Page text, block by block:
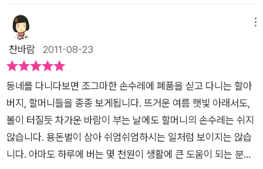
수도 있겠다는 생각을 해 본다. 왜곡된 교육의 골이 너무 깊이 패
인 까닭이기도 할 것이다. 가난은 죄가 아니라고 말은 하면서도
가난이 죄가 되는 지금의 세상. 가난한 사람들을 벼랑으로 내모는
시대의 비극은 아직 끝나지 않았다! 라는 말이 안고 있는 의미에
대해 다시한번 생각해 보게 된다. '무작정 상경'을 감행할 수밖에
없었던 세대의 비극과 시대의 아픔은 끝난 것일까? 오래전에 읽
었던 <난장이가 쏘아올린 작은 공>을 떠올린다. 뫼비우스의 띠
와 클라인씨의 병... 어쩌면 그 비극과 아픔이 현재진행형일거라
는 생각을 버릴 수가 없다. /아이비생각<해당 서평은 출판사에서
제공받은도서를 읽고 작성되었습니다.>
라고 말이다. 아이들 밥그릇 싸움으로 정신이 없던 오늘, 이 변함
없는 삶의 애환이 가슴을 누른다. '이 책을 읽을 필요가 없는 날이
하루 빨리 오기를 고대합니다.'라고 선생이 이야기를 한다. 그런
날이 오기를 고대한다. 복천영감과 같은 삶이, 식모살이를 했던
아가씨와 같은 삶이 다시는 되풀이 되지 않기를 희망한다. 무작정
상경을 할 수 밖에 없었던 복천 영감. 가슴이 먹먹함은 복천 영감
때문이 아니었다. 남겨진 오누이를 어찌 할까? 이 아이들 생각에
소설임을 알면서도, 지금은 이렇게 힘들지 않다는 것을 알면서도
무너지듯 가슴이 아팠다. 이 녀석들을 어이할까. 이 심성 고운 녀
에 지니게 되었을까, 우리나라를 많은 성장을 했다, 다른 나라들
은 우리나라의 성장을 놀라워하고 부러워하지만 우리가 어떠한
아픔을 겪었으며 지금도 한켠에서 그 아픔 으로 인해 여태까지 눈
물 흘리고 있다는 사실을 자세히 알기나 할까 하는생각이 든다
든지 찾을 수 있을 것입니다. 하지만 외면해야 하는 이유를 찾으
라면 그것은 결코 찾을 수 없을 것입니다.<하고 싶은말도 많고
나누고 싶은 말도 많기에 중편이 장편이 된것은 당연하다.>도시
빈민의 증가와 아픔은 우리에게 무엇을 말하고 있는가? 도시의
급격한 팽창은 화려하고 웅장한 모습을 보여주지만 동시에 그 이
면에는 수많은 문제들이 야기되어지고 있습니다. 그리고 그 문제
는 도시라는 거대한 공동체가 탄생하고 성장하면서 복잡해질 수
록 더욱 심각한 문제를 야기합니다. '무작정 상경1세대'로 불리우
는 칼갈이 '복천 영감의 삶과 식모살이 아가씨 떡장수 아줌마와
이 어느 순간 예기치도 못한 병으로 자신의 삶의 끝을 알 수 있다
는 것은 절망과 동시에 살아가야 할 이유가 사라지는 것은 당연하
다. 그리고 자신의 환경이 넉넉하지 못하다면 더욱 그러할지도 모
이야기를 읽어 내려갔다. 작가 조정래 선생님의 말씀처럼 “이 책
을 읽을 필요가 없는 날이 하루 빨리 오기를 고대합니다.”라는 문
장이 몇 번이나 마음과 머릿속에 박혀 버렸다. 아마도 이 책을 읽
은 사람이라면 누구나 조정래 선생님께서 하신 말씀처럼 생각할
것이다. 어느 나라에서나 존재하는 부자와 가난함은 항상 존재한
찬바람 2011-08-23
동네를 다니다보면 조그마한 손수레에 폐품을 싣고 다니는 할아
버지, 할머니들을 종종 보게됩니다. 뜨거운 여름 햇빛 아래서도,
볼이 터질듯 차가운 바람이 부는 날에도 할머니의 손수레는 쉬지
않습니다. 용돈벌이 삼아 쉬엄쉬엄하시는 일처럼 보이지는 않습
니다. 아마도 하루에 버는 몇 천원이 생활에 큰 도움이 되는 분들